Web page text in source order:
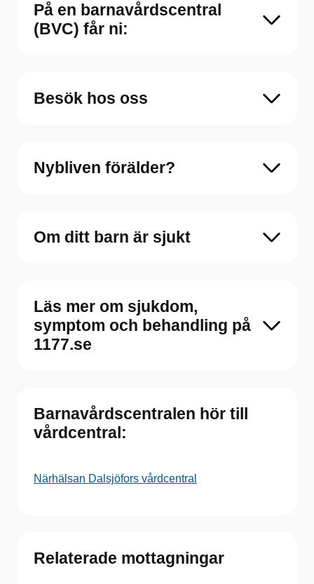
På en barnavårdscentral
(BVC) får ni:
Besök hos oss
Nybliven förälder?
Om ditt barn är sjukt
Läs mer om sjukdom,
symptom och behandling på
1177.se
Barnavårdscentralen hör till
vårdcentral:
Närhälsan Dalsjöfors vårdcentral
Relaterade mottagningar